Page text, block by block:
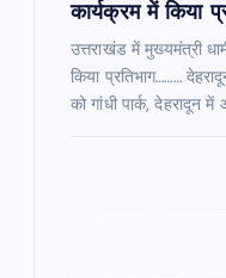
कार्यक्रम में किया
उत्तराखंड में मुख्यमंत्री
किया प्रतिभाग………
को गांधी पार्क, देहरादून